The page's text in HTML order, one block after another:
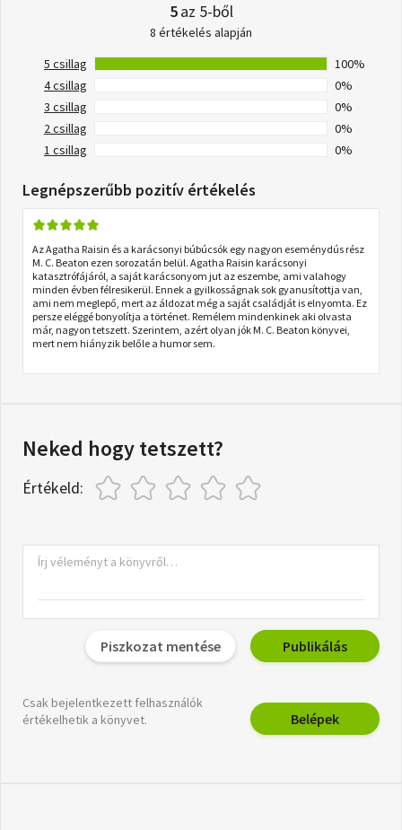
5az 5-ből
8 értékelés alapján
5 csillag
100%
4 csillag
0%
3 csillag
0%
2 csillag
0%
1 csillag
0%
Legnépszerűbb pozitív értékelés
Az Agatha Raisin és a karácsonyi búbúcsók egy nagyon eseménydús rész
M. C. Beaton ezen sorozatán belül. Agatha Raisin karácsonyi
katasztrófájáról, a saját karácsonyom jut az eszembe, ami valahogy
minden évben félresikerül. Ennek a gyilkosságnak sok gyanusítottja van,
ami nem meglepő, mert az áldozat még a saját családját is elnyomta. Ez
persze eléggé bonyolítja a történet. Remélem mindenkinek aki olvasta
már, nagyon tetszett. Szerintem, azért olyan jók M. C. Beaton könyvei,
mert nem hiányzik belőle a humor sem.
Neked hogy tetszett?
Értékeld:
Piszkozat mentése Publikálás
Csak bejelentkezett felhasználók
értékelhetik a könyvet.
Belépek